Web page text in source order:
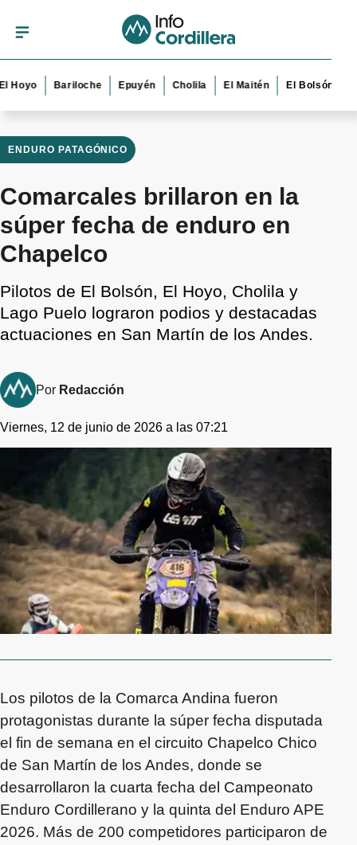
Bariloche Epuyén Cholila El Maitén El Bolsón Esquel
ENDURO PATAGÓNICO
Comarcales brillaron en la
súper fecha de enduro en
Chapelco
Pilotos de El Bolsón, El Hoyo, Cholila y
Lago Puelo lograron podios y destacadas
actuaciones en San Martín de los Andes.
Por Redacción
Viernes, 12 de junio de 2026 a las 07:21
Los pilotos de la Comarca Andina fueron
protagonistas durante la súper fecha disputada
el fin de semana en el circuito Chapelco Chico
de San Martín de los Andes, donde se
desarrollaron la cuarta fecha del Campeonato
Enduro Cordillerano y la quinta del Enduro APE
2026. Más de 200 competidores participaron de